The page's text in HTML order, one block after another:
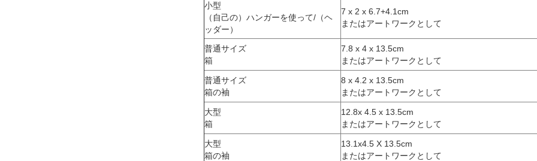
小型
（自己の）ハンガーを使って/（ヘ
ッダー）
7 x 2 x 6.7+4.1cm
またはアートワークとして
普通サイズ
箱
7.8 x 4 x 13.5cm
またはアートワークとして
普通サイズ
箱の袖
8 x 4.2 x 13.5cm
またはアートワークとして
大型
箱
12.8x 4.5 x 13.5cm
またはアートワークとして
大型
箱の袖
13.1x4.5 X 13.5cm
またはアートワークとして